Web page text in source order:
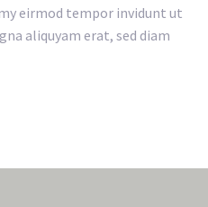
eirmod tempor invidunt ut
aliquyam erat, sed diam